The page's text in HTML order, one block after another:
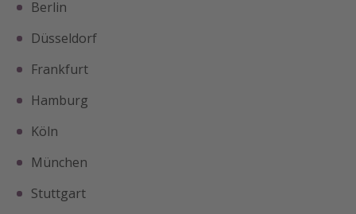
Berlin
Düsseldorf
Frankfurt
Hamburg
Köln
München
Stuttgart